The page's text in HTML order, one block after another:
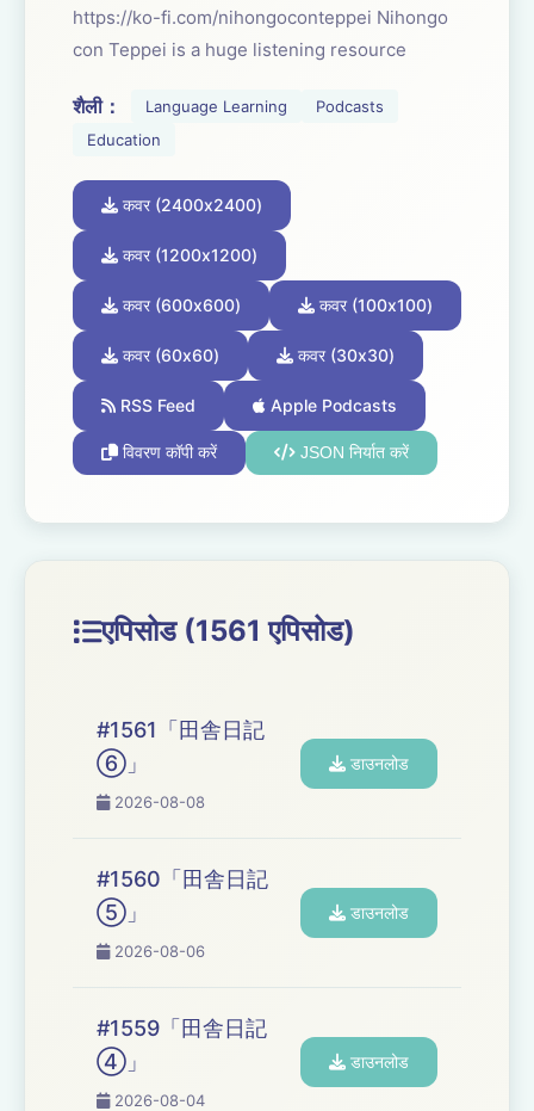
https://ko-fi.com/nihongoconteppei Nihongo
con Teppei is a huge listening resource
शैली： Language Learning
Podcasts
Education
कवर (2400x2400)
कवर (1200x1200)
कवर (600x600) कवर (100x100)
कवर (60x60) कवर (30x30)
RSS Feed Apple Podcasts
विवरण कॉपी करें JSON निर्यात करें
एपिसोड (1561 एपिसोड)
#1561「田舎日記
⑥」
2026-08-08
डाउनलोड
#1560「田舎日記
⑤」
2026-08-06
डाउनलोड
#1559「田舎日記
④」
2026-08-04
डाउनलोड